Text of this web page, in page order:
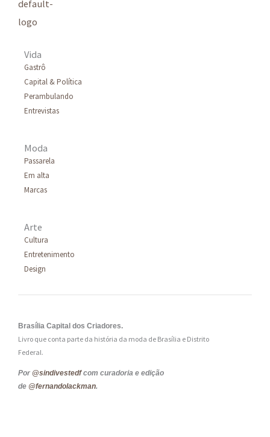
Vida
Gastrô
Capital & Política
Perambulando
Entrevistas
Moda
Passarela
Em alta
Marcas
Arte
Cultura
Entretenimento
Design
Brasília Capital dos Criadores.
Livro que conta parte da história da moda de Brasília e Distrito
Federal.
Por @sindivestedfcom curadoria e edição
de @fernandolackman.